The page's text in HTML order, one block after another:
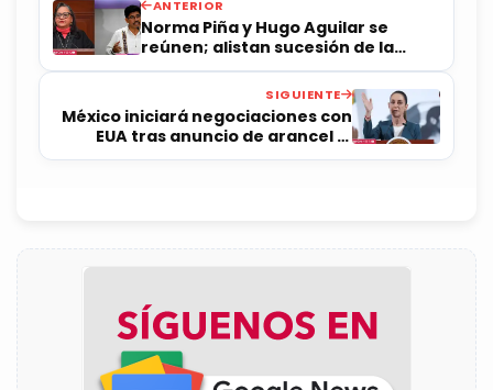
ANTERIOR
Norma Piña y Hugo Aguilar se
reúnen; alistan sucesión de la
SCJN
SIGUIENTE
México iniciará negociaciones con
EUA tras anuncio de arancel al
cobre